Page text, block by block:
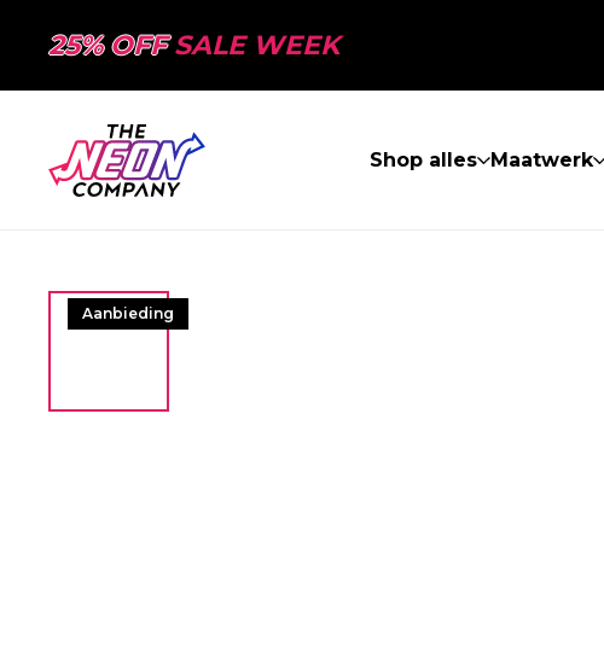
25% OFFSALE WEEK
Shop alles Maatwerk
Aanbieding